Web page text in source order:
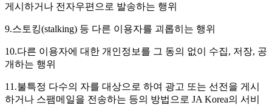
게시하거나 전자우편으로 발송하는 행위
9.스토킹(stalking) 등 다른 이용자를 괴롭히는 행위
10.다른 이용자에 대한 개인정보를 그 동의 없이 수집, 저장, 공
개하는 행위
11.불특정 다수의 자를 대상으로 하여 광고 또는 선전을 게시
하거나 스팸메일을 전송하는 등의 방법으로 JA Korea의 서비